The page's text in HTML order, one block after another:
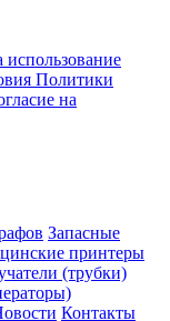
использование
Политики
на
Запасные
принтеры
(трубки)
Контакты